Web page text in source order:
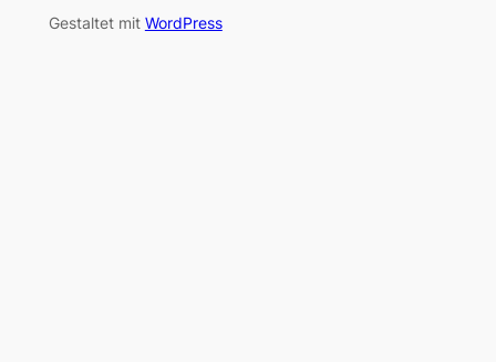
Gestaltet mit WordPress